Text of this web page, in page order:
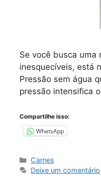
Se você busca
inesquecíveis, está
Pressão sem água
pressão intensifica
Compartilhe isso:
WhatsApp
Categorias
Carnes
Deixe um comentário